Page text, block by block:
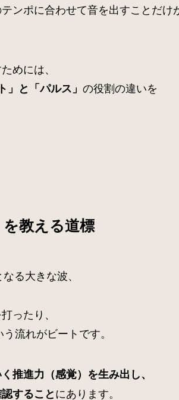
ンポに合わせて音を出すことだけ
めには、
」と「パルス」 の役割の違いを
教える道標
る大きな波、
ったり、
流れがビートです。
推進力（感覚）を生み出し、
することにあります。